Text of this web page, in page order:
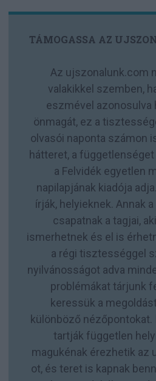
TÁMOGASSA AZ
Az ujszonalunk.com
valakikkel szemben,
eszmével azonosulva
önmagát, ez a
olvasói naponta számon
hátteret, a
a Felvidék egyetlen
napilapjának kiadója
írják, helyieknek. Annak
csapatnak a tagjai,
ismerhetnek és el is
a régi tisztességgel
nyilvánosságot adva
problémákat tárjunk
keressük a
különböző nézőpontokat.
tartják független
magukénak érezhetik az
ot, és teret is kapnak